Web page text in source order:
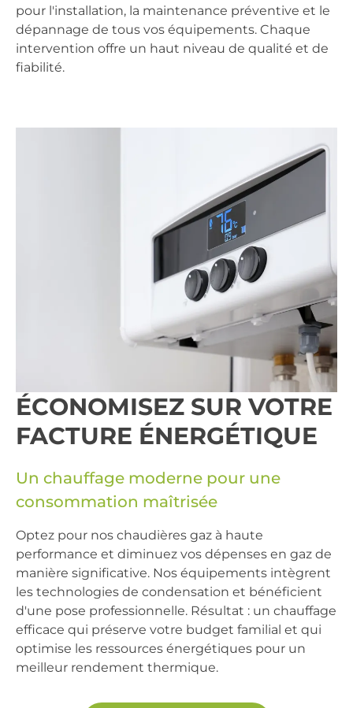
pour l'installation, la maintenance préventive et le
dépannage de tous vos équipements. Chaque
intervention offre un haut niveau de qualité et de
fiabilité.
ÉCONOMISEZ SUR VOTRE
FACTURE ÉNERGÉTIQUE
Un chauffage moderne pour une
consommation maîtrisée
Optez pour nos chaudières gaz à haute
performance et diminuez vos dépenses en gaz de
manière significative. Nos équipements intègrent
les technologies de condensation et bénéficient
d'une pose professionnelle. Résultat : un chauffage
efficace qui préserve votre budget familial et qui
optimise les ressources énergétiques pour un
meilleur rendement thermique.